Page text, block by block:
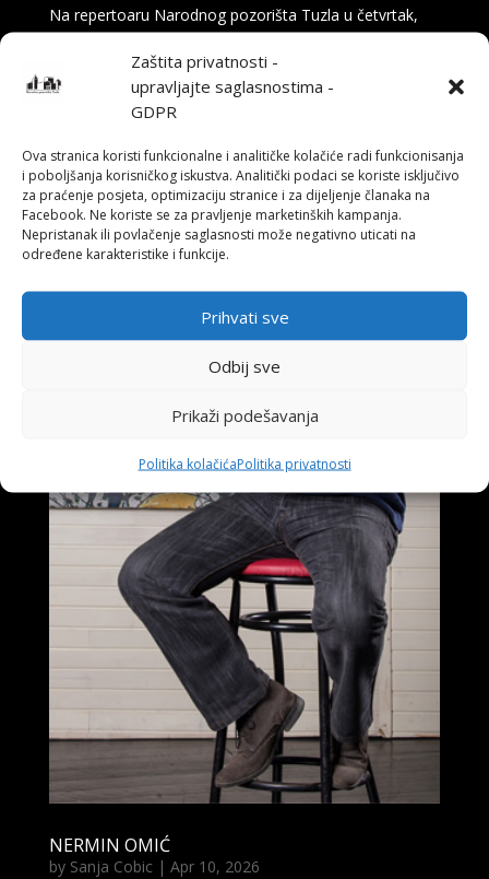
Zaštita privatnosti -
upravljajte saglasnostima -
GDPR
Ova stranica koristi funkcionalne i analitičke kolačiće radi funkcionisanja
i poboljšanja korisničkog iskustva. Analitički podaci se koriste isključivo
za praćenje posjeta, optimizaciju stranice i za dijeljenje članaka na
Facebook. Ne koriste se za pravljenje marketinških kampanja.
Nepristanak ili povlačenje saglasnosti može negativno uticati na
određene karakteristike i funkcije.
Prihvati sve
Odbij sve
Prikaži podešavanja
Politika kolačićaPolitika privatnosti
Na repertoaru Narodnog pozorišta Tuzla u četvrtak,
tragu“ – duhovita i britka priča o svemu onome što se
(ne) dešava iza pozorišne zavjese. Tekst potpisuje
Nikola Milojević, glumac i član ansambla...
NERMIN OMIĆ
by Sanja Cobic| Apr 10, 2026